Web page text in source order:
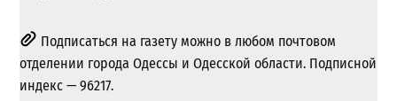
Подписаться на газету можно в любом почтовом
отделении города Одессы и Одесской области. Подписной
индекс — 96217.